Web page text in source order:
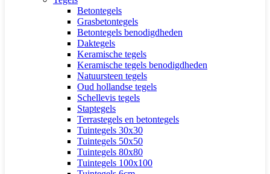
Betontegels
Grasbetontegels
Betontegels benodigdheden
Daktegels
Keramische tegels
Keramische tegels benodigdheden
Natuursteen tegels
Oud hollandse tegels
Schellevis tegels
Staptegels
Terrastegels en betontegels
Tuintegels 30x30
Tuintegels 50x50
Tuintegels 80x80
Tuintegels 100x100